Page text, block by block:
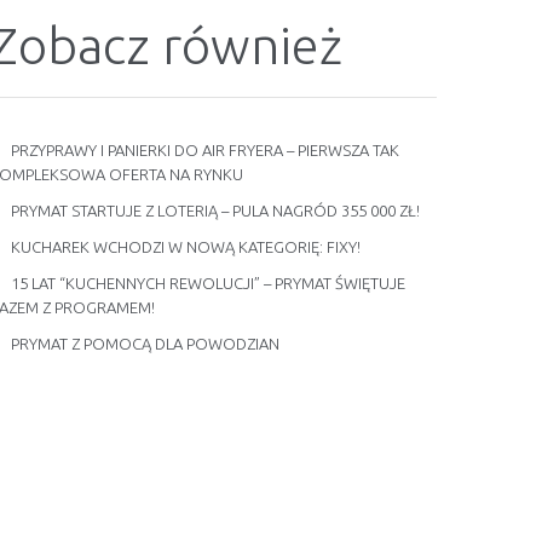
również
PRZYPRAWY I PANIERKI DO AIR FRYERA – PIERWSZA TAK
OFERTA NA RYNKU
PRYMAT STARTUJE Z LOTERIĄ – PULA NAGRÓD 355 000 ZŁ!
KUCHAREK WCHODZI W NOWĄ KATEGORIĘ: FIXY!
15 LAT “KUCHENNYCH REWOLUCJI” – PRYMAT ŚWIĘTUJE
Z PROGRAMEM!
PRYMAT Z POMOCĄ DLA POWODZIAN